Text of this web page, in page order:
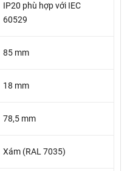
IP20 phù hợp với IEC
60529
85 mm
18 mm
78,5 mm
Xám (RAL 7035)